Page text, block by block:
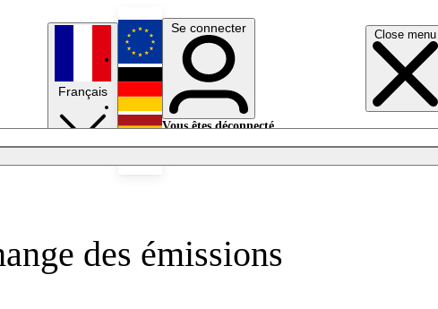
Close menu
Français
English
Deutsch
Se connecter
Vous êtes déconnecté.
des émissions